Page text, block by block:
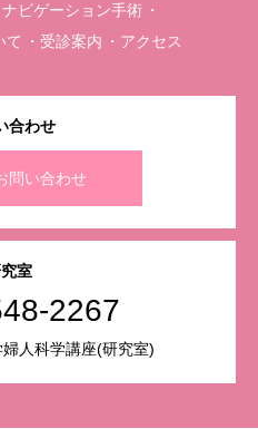
ビゲーション手術
て
受診案内 アクセス
合わせ
問い合わせ
室
2267
人科学講座(研究室)